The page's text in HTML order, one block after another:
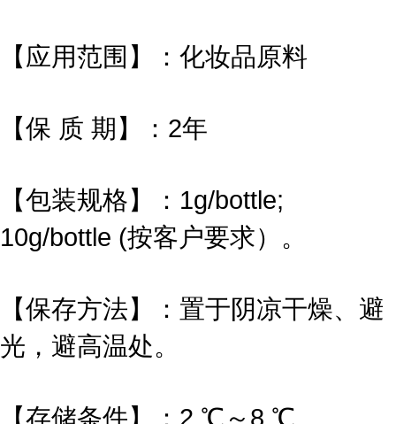
【应用范围】：化妆品原料
【保 质 期】：2年
【包装规格】：1g/bottle;
10g/bottle (按客户要求）。
【保存方法】：置于阴凉干燥、避
光，避高温处。
【存储条件】：2 ℃～8 ℃